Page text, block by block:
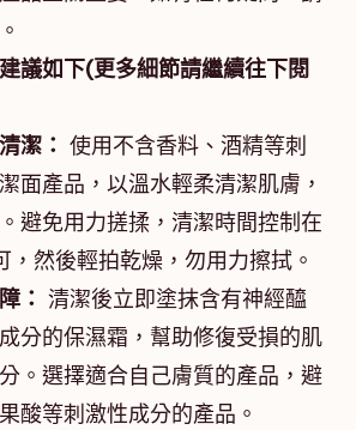
議如下(更多細節請繼續往下閱
潔： 使用不含香料、酒精等刺
面產品，以溫水輕柔清潔肌膚，
避免用力搓揉，清潔時間控制在
，然後輕拍乾燥，勿用力擦拭。
： 清潔後立即塗抹含有神經醯
分的保濕霜，幫助修復受損的肌
。選擇適合自己膚質的產品，避
酸等刺激性成分的產品。